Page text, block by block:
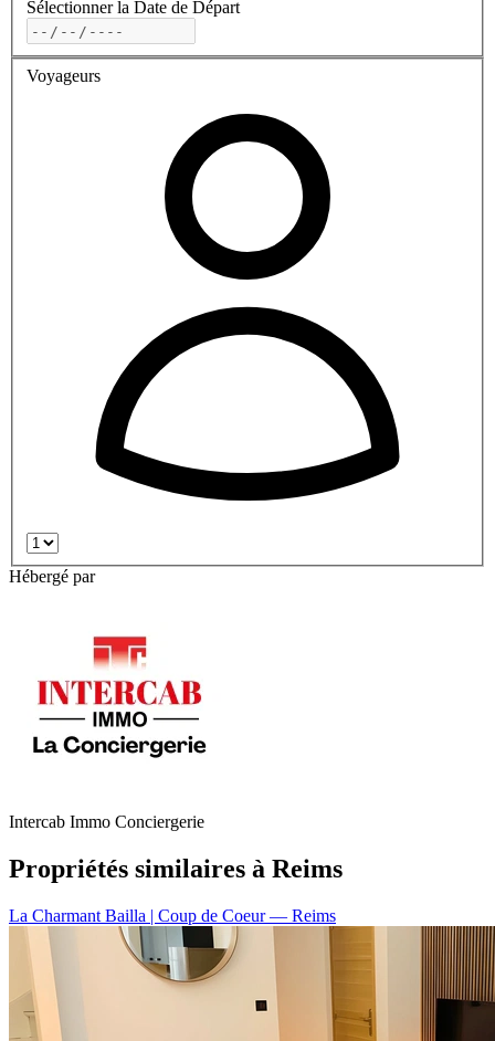
Sélectionner la Date de Départ
Voyageurs
Hébergé par
Intercab Immo Conciergerie
Propriétés similaires à Reims
La Charmant Bailla | Coup de Coeur— Reims